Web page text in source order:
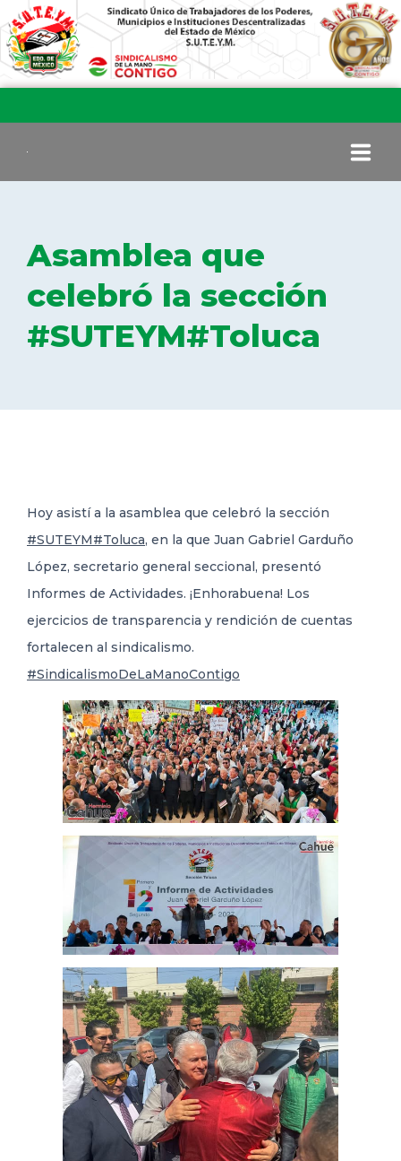
COMITÉ EJECUTIVO
COMISIÓN DE VIGILANCIA
TRANSPARENCIA
Asamblea que
celebró la sección
#SUTEYM#Toluca
Hoy asistí a la asamblea que celebró la sección
#SUTEYM#Toluca, en la que Juan Gabriel Garduño
López, secretario general seccional, presentó
Informes de Actividades. ¡Enhorabuena! Los
ejercicios de transparencia y rendición de cuentas
fortalecen al sindicalismo.
#SindicalismoDeLaManoContigo